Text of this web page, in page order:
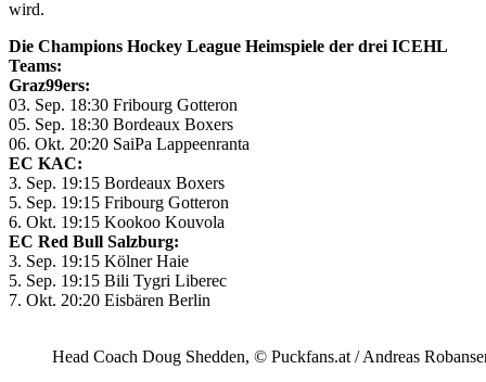
wird.
Die Champions Hockey League Heimspiele der drei ICEHL
Teams:
Graz99ers:
03. Sep. 18:30 Fribourg Gotteron
05. Sep. 18:30 Bordeaux Boxers
06. Okt. 20:20 SaiPa Lappeenranta
EC KAC:
3. Sep. 19:15 Bordeaux Boxers
5. Sep. 19:15 Fribourg Gotteron
6. Okt. 19:15 Kookoo Kouvola
EC Red Bull Salzburg:
3. Sep. 19:15 Kölner Haie
5. Sep. 19:15 Bili Tygri Liberec
7. Okt. 20:20 Eisbären Berlin
Head Coach Doug Shedden, © Puckfans.at / Andreas